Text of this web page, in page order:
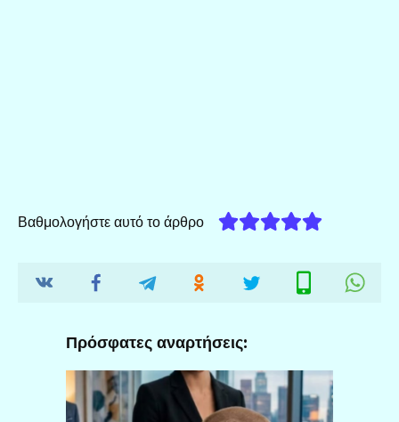
Βαθμολογήστε αυτό το άρθρο
Πρόσφατες αναρτήσεις: